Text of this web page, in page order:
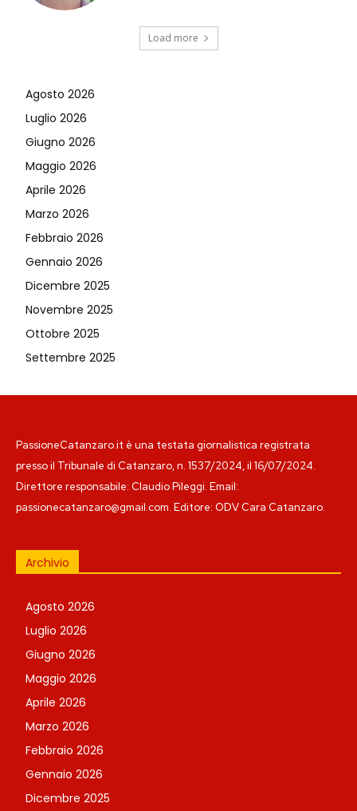
Load more
Agosto 2026
Luglio 2026
Giugno 2026
Maggio 2026
Aprile 2026
Marzo 2026
Febbraio 2026
Gennaio 2026
Dicembre 2025
Novembre 2025
Ottobre 2025
Settembre 2025
PassioneCatanzaro.it è una testata giornalistica registrata
presso il Tribunale di Catanzaro, n. 1537/2024, il 16/07/2024.
Direttore responsabile: Claudio Pileggi. Email:
passionecatanzaro@gmail.com. Editore: ODV Cara Catanzaro.
Archivio
Agosto 2026
Luglio 2026
Giugno 2026
Maggio 2026
Aprile 2026
Marzo 2026
Febbraio 2026
Gennaio 2026
Dicembre 2025